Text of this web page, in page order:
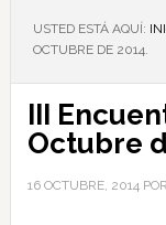
USTED ESTÁ AQUÍ:
OCTUBRE DE 2014.
III
Octubre
16 OCTUBRE, 2014POR